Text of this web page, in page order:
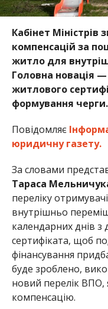
Кабінет
компенсацій за
житло для
Головна новація
житлового
формування черги.
Повідомляє
юридичну газету.
За словами
Тараса
переліку
внутрішньо
календарних днів з
сертифіката, щоб
фінансування
буде зроблено,
новий перелік ВПО,
компенсацію.